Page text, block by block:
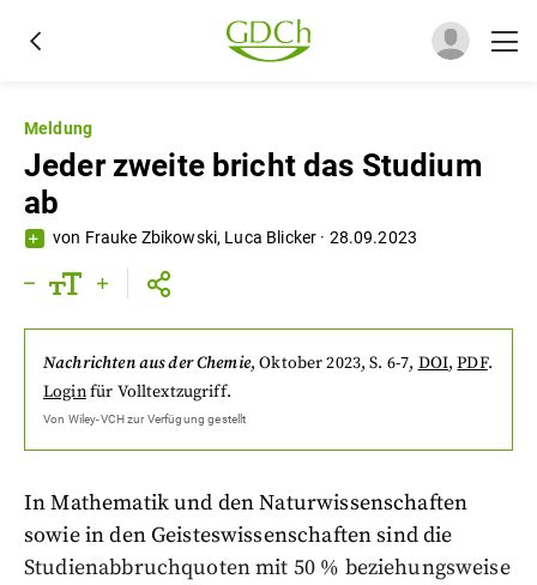
Meldung
Jeder zweite bricht das Studium
ab
von Frauke Zbikowski, Luca Blicker · 28.09.2023
Nachrichten aus der Chemie,Oktober 2023, S. 6-7, DOI,PDF.
Loginfür Volltextzugriff.
Von Wiley-VCHzur Verfügung gestellt
In Mathematik und den Naturwissenschaften
sowie in den Geisteswissenschaften sind die
Studienabbruchquoten mit 50 % beziehungsweise